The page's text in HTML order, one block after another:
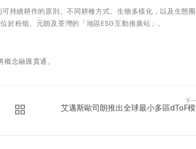
持續耕作的原則、不同耕種方式、生物多樣化，以及生態
粉嶺、元朗及荃灣的「地區ESG互動推廣站」。
念融匯貫通。
下
艾邁斯歐司朗推出全球最小多區dToF